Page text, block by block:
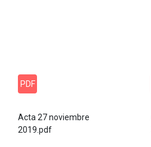
PDF
Acta 27 noviembre
2019.pdf